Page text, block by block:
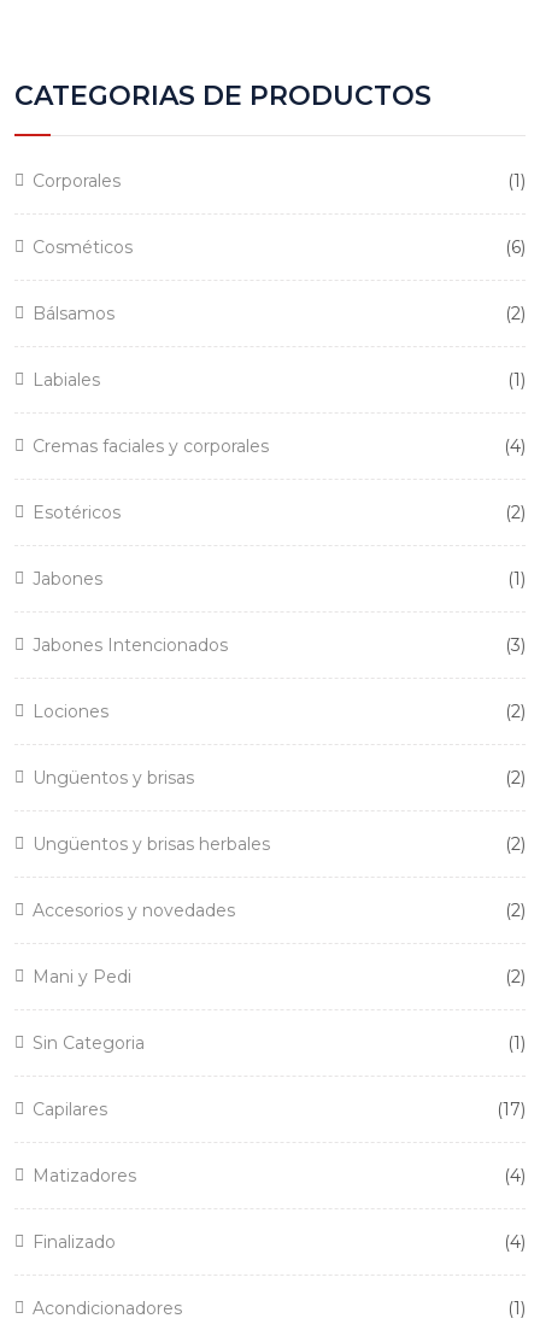
CATEGORIAS DE PRODUCTOS
Corporales 11
Cosméticos 66
Bálsamos 22
Labiales 11
Cremas faciales y corporales 44
Esotéricos 22
Jabones 11
Jabones Intencionados 33
Lociones 22
Ungüentos y brisas 22
Ungüentos y brisas herbales 22
Accesorios y novedades 22
Mani y Pedi 22
Sin Categoria 11
Capilares 1717
Matizadores 44
Finalizado 44
Acondicionadores 11